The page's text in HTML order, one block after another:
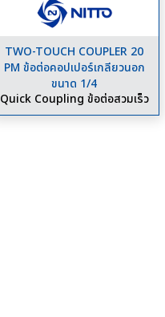
TWO-TOUCH COUPLER 20
PM ข้อต่อคอปเปอร์เกลียวนอก
ขนาด 1/4
Quick Coupling ข้อต่อสวมเร็ว